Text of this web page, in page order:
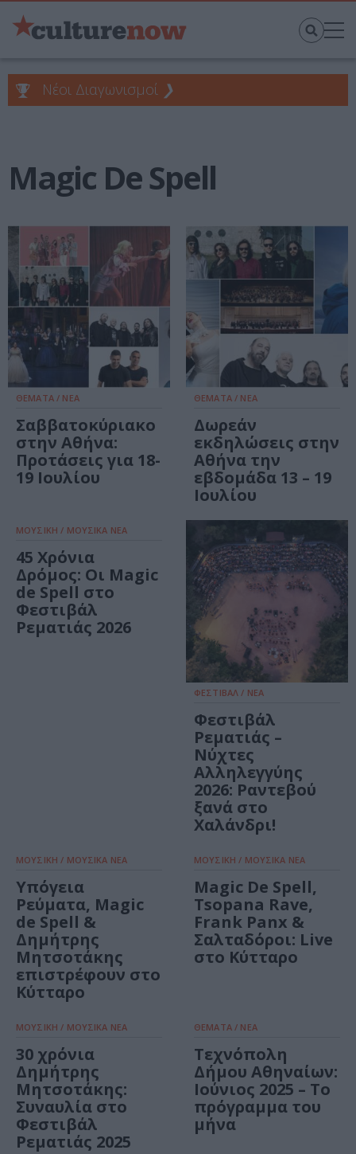
Νέοι Διαγωνισμοί ❯
Magic De Spell
ΘΕΜΑΤΑ / ΝΕΑ
Σαββατοκύριακο
στην Αθήνα:
Προτάσεις για 18-
19 Ιουλίου
ΘΕΜΑΤΑ / ΝΕΑ
Δωρεάν
εκδηλώσεις στην
Αθήνα την
εβδομάδα 13 – 19
Ιουλίου
ΜΟΥΣΙΚΗ / ΜΟΥΣΙΚΑ ΝΕΑ
45 Χρόνια
Δρόμος: Οι Magic
de Spell στο
Φεστιβάλ
Ρεματιάς 2026
ΦΕΣΤΙΒΑΛ / ΝΕΑ
Φεστιβάλ
Ρεματιάς –
Νύχτες
Αλληλεγγύης
2026: Ραντεβού
ξανά στο
Χαλάνδρι!
ΜΟΥΣΙΚΗ / ΜΟΥΣΙΚΑ ΝΕΑ
Υπόγεια
Ρεύματα, Magic
de Spell &
Δημήτρης
Μητσοτάκης
επιστρέφουν στο
Κύτταρο
ΜΟΥΣΙΚΗ / ΜΟΥΣΙΚΑ ΝΕΑ
Magic De Spell,
Tsopana Rave,
Frank Panx &
Σαλταδόροι: Live
στο Κύτταρο
ΜΟΥΣΙΚΗ / ΜΟΥΣΙΚΑ ΝΕΑ
30 χρόνια
Δημήτρης
Μητσοτάκης:
Συναυλία στο
Φεστιβάλ
Ρεματιάς 2025
ΘΕΜΑΤΑ / ΝΕΑ
Τεχνόπολη
Δήμου Αθηναίων:
Ιούνιος 2025 – Το
πρόγραμμα του
μήνα